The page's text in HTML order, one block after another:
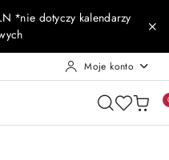
*nie dotyczy kalendarzy
Moje konto